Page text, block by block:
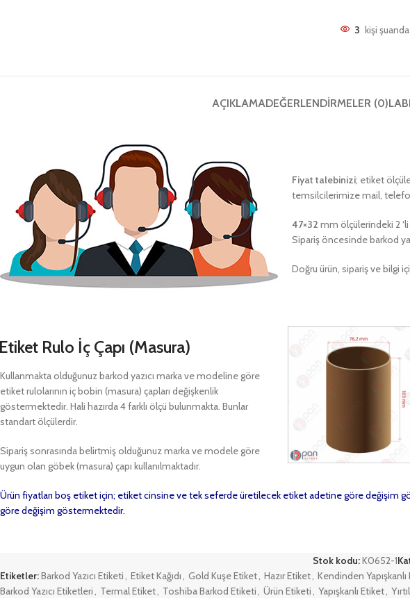
3 kişi
AÇIKLAMADEĞERLENDIRMELER (0)
Fiyat talebinizi; etiket
temsilcilerimize mail,
47×32 mm ölçülerindeki 2
Sipariş öncesinde barkod
Doğru ürün, sipariş ve bilgi
Rulo İç Çapı (Masura)
Kullanmakta olduğunuz barkod yazıcı marka ve modeline göre
etiket rulolarının iç bobin (masura) çapları değişkenlik
göstermektedir. Hali hazırda 4 farklı ölçü bulunmakta. Bunlar
standart ölçülerdir.
Sipariş sonrasında belirtmiş olduğunuz marka ve modele göre
uygun olan göbek (masura) çapı kullanılmaktadır.
Ürün fiyatları boş etiket için; etiket cinsine ve tek seferde üretilecek etiket adetine göre değişim
göre değişim göstermektedir.
Stok kodu:K0652-1
Etiketler:Barkod Yazıcı Etiketi, Etiket Kağıdı, Gold Kuşe Etiket, Hazır Etiket, Kendinden
Barkod Yazıcı Etiketleri, Termal Etiket, Toshiba Barkod Etiketi, Ürün Etiketi, Yapışkanlı Etiket,